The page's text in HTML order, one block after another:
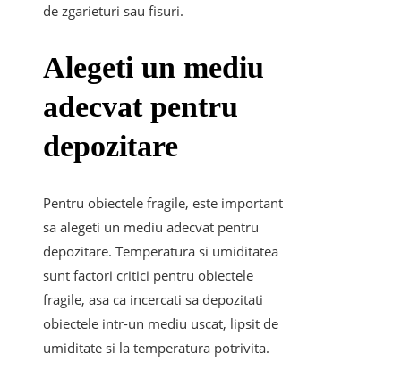
de zgarieturi sau fisuri.
Alegeti un mediu
adecvat pentru
depozitare
Pentru obiectele fragile, este important
sa alegeti un mediu adecvat pentru
depozitare. Temperatura si umiditatea
sunt factori critici pentru obiectele
fragile, asa ca incercati sa depozitati
obiectele intr-un mediu uscat, lipsit de
umiditate si la temperatura potrivita.